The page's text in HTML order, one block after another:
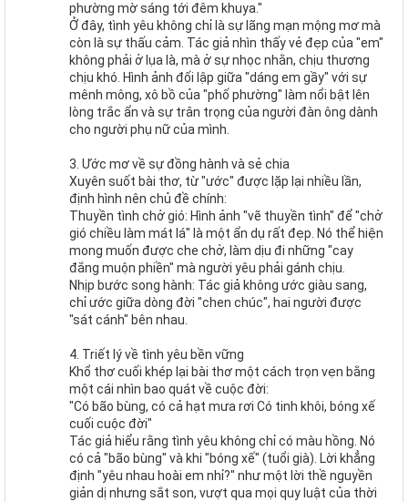
phường mờ sáng tới đêm khuya."
Ở đây, tình yêu không chỉ là sự lãng mạn mộng mơ mà
còn là sự thấu cảm. Tác giả nhìn thấy vẻ đẹp của "em"
không phải ở lụa là, mà ở sự nhọc nhằn, chịu thương
chịu khó. Hình ảnh đối lập giữa "dáng em gầy" với sự
mênh mông, xô bồ của "phố phường" làm nổi bật lên
lòng trắc ẩn và sự trân trọng của người đàn ông dành
cho người phụ nữ của mình.
3. Ước mơ về sự đồng hành và sẻ chia
Xuyên suốt bài thơ, từ "ước" được lặp lại nhiều lần,
định hình nên chủ đề chính:
Thuyền tình chở gió: Hình ảnh "vẽ thuyền tình" để "chở
gió chiều làm mát lá" là một ẩn dụ rất đẹp. Nó thể hiện
mong muốn được che chở, làm dịu đi những "cay
đắng muộn phiền" mà người yêu phải gánh chịu.
Nhịp bước song hành: Tác giả không ước giàu sang,
chỉ ước giữa dòng đời "chen chúc", hai người được
"sát cánh" bên nhau.
4. Triết lý về tình yêu bền vững
Khổ thơ cuối khép lại bài thơ một cách trọn vẹn bằng
một cái nhìn bao quát về cuộc đời:
"Có bão bùng, có cả hạt mưa rơi Có tinh khôi, bóng xế
cuối cuộc đời"
Tác giả hiểu rằng tình yêu không chỉ có màu hồng. Nó
có cả "bão bùng" và khi "bóng xế" (tuổi già). Lời khẳng
định "yêu nhau hoài em nhỉ?" như một lời thề nguyền
giản dị nhưng sắt son, vượt qua mọi quy luật của thời